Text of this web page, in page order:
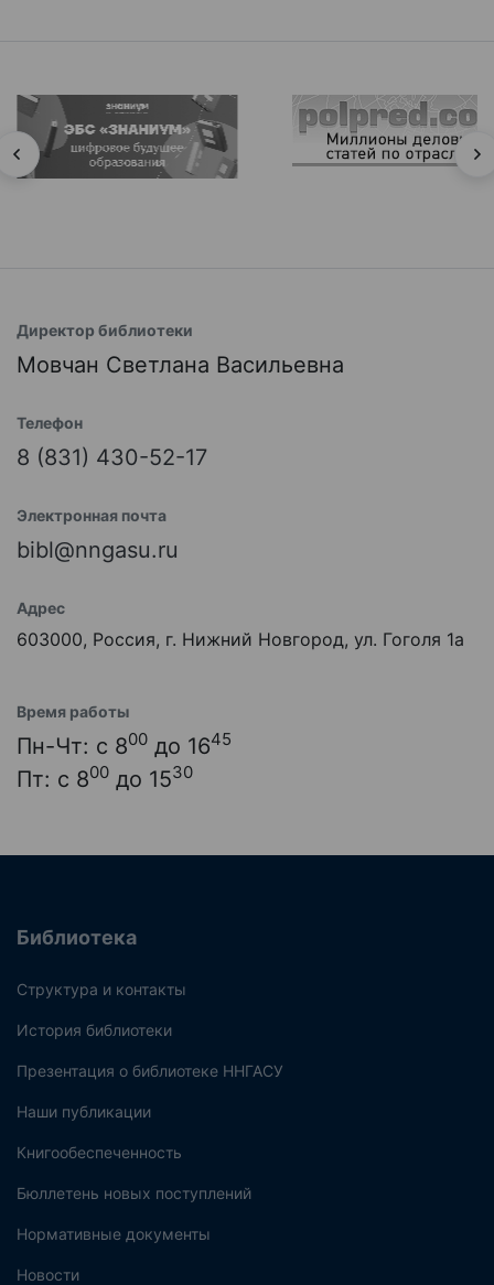
Директор библиотеки
Мовчан Светлана Васильевна
Телефон
8 (831) 430-52-17
Электронная почта
bibl@nngasu.ru
Адрес
603000, Россия, г. Нижний Новгород, ул. Гоголя 1а
Время работы
Пн-Чт: с 800 до 1645
Пт: с 800 до 1530
Библиотека
Структура и контакты
История библиотеки
Презентация о библиотеке ННГАСУ
Наши публикации
Книгообеспеченность
Бюллетень новых поступлений
Нормативные документы
Новости